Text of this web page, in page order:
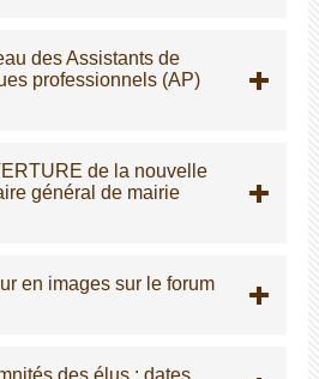
des Assistants de
professionnels (AP)
de la nouvelle
général de mairie
en images sur le forum
des élus : dates